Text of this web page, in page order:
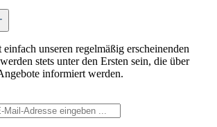
unseren regelmäßig erscheinenden
stets unter den Ersten sein, die über
informiert werden.